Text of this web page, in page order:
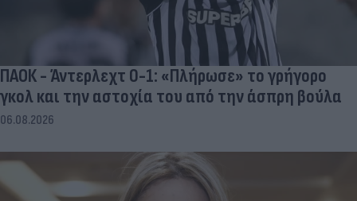
ΠΑΟΚ - Άντερλεχτ 0-1: «Πλήρωσε» το γρήγορο
γκολ και την αστοχία του από την άσπρη βούλα
06.08.2026